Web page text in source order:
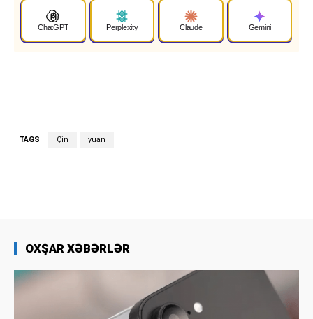
ChatGPT Perplexity Claude Gemini
TAGS Çin yuan
OXŞAR XƏBƏRLƏR